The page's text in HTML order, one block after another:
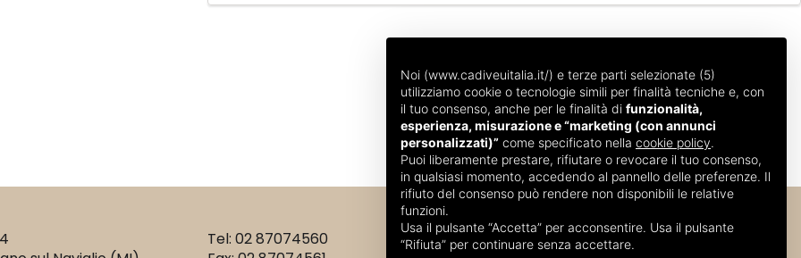
Tel: 02 87074560
Noi (www.cadiveuitalia.it/) e terze parti selezionate (5)
utilizziamo cookie o tecnologie simili per finalità tecniche e, con
il tuo consenso, anche per le finalità di funzionalità,
esperienza, misurazione e “marketing (con annunci
personalizzati)” come specificato nella cookie policy.
Puoi liberamente prestare, rifiutare o revocare il tuo consenso,
in qualsiasi momento, accedendo al pannello delle preferenze. Il
rifiuto del consenso può rendere non disponibili le relative
funzioni.
Usa il pulsante “Accetta” per acconsentire. Usa il pulsante
“Rifiuta” per continuare senza accettare.